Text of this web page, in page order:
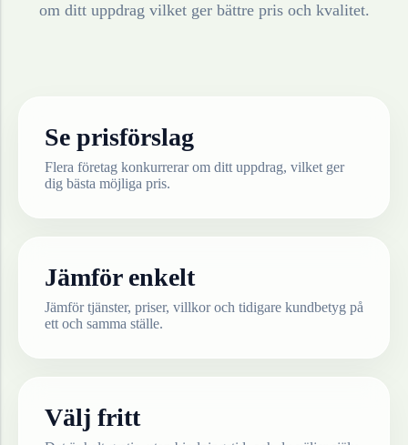
om ditt uppdrag vilket ger bättre pris och kvalitet.
Se prisförslag
Flera företag konkurrerar om ditt uppdrag, vilket ger
dig bästa möjliga pris.
Jämför enkelt
Jämför tjänster, priser, villkor och tidigare kundbetyg på
ett och samma ställe.
Välj fritt